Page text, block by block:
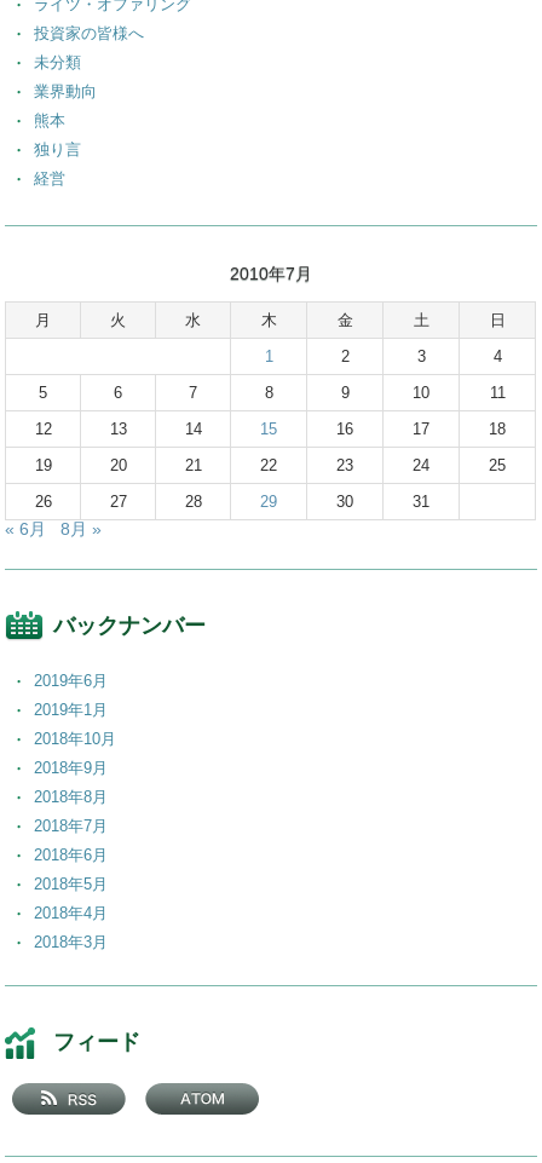
ライツ・オファリング
投資家の皆様へ
未分類
業界動向
熊本
独り言
経営
2010年7月
月 火 水 木 金 土
日
1
2 3
4
5
6 7 8 9 10
11
12
13 14 15 16 17
18
19
20 21 22 23 24
25
26
27 28 29 30 31
« 6月 8月 »
バックナンバー
2019年6月
2019年1月
2018年10月
2018年9月
2018年8月
2018年7月
2018年6月
2018年5月
2018年4月
2018年3月
2017年12月
2017年11月
2017年10月
2017年9月
フィード